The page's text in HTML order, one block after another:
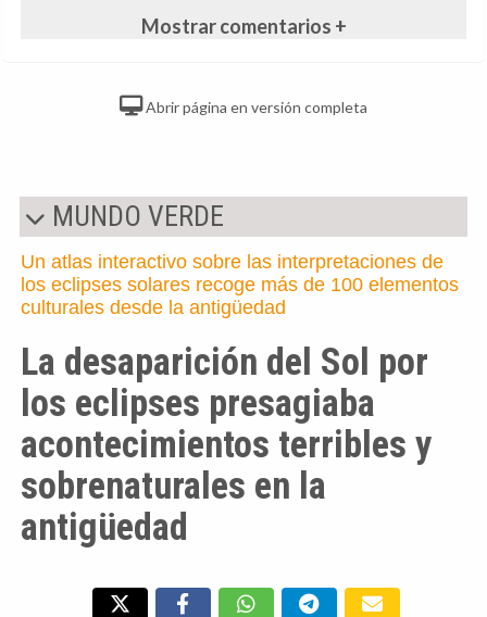
Mostrar comentarios +
Abrir página en versión completa
MUNDO VERDE
Un atlas interactivo sobre las interpretaciones de
los eclipses solares recoge más de 100 elementos
culturales desde la antigüedad
La desaparición del Sol por
los eclipses presagiaba
acontecimientos terribles y
sobrenaturales en la
antigüedad